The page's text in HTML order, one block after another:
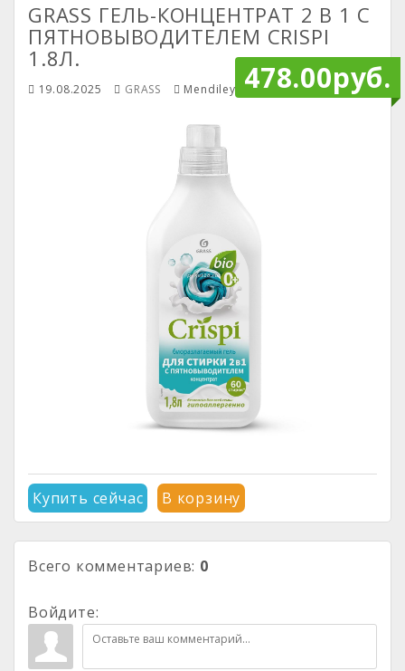
478.00руб.
GRASS ГЕЛЬ-КОНЦЕНТРАТ 2 В 1 С
ПЯТНОВЫВОДИТЕЛЕМ CRISPI
1.8Л.
19.08.2025 GRASS Mendiley
Купить сейчас В корзину
Всего комментариев: 0
Войдите: